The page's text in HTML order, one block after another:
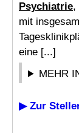
Psychiatrie,
mit
eine [...]
MEHR
▶ Zur